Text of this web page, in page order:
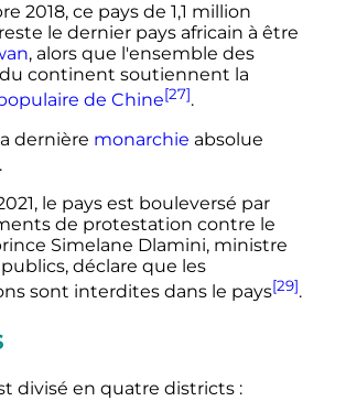
2018, ce pays de 1,1 million
le dernier pays africain à être
, alors que l'ensemble des
continent soutiennent la
de Chine[27].
dernière monarchie absolue
.
, le pays est bouleversé par
de protestation contre le
Simelane Dlamini, ministre
déclare que les
sont interdites dans le pays[29].
divisé en quatre districts :